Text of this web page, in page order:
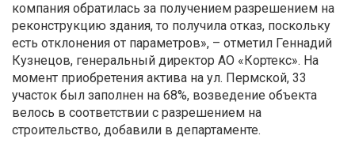
компания обратилась за получением разрешением на
реконструкцию здания, то получила отказ, поскольку
есть отклонения от параметров», – отметил Геннадий
Кузнецов, генеральный директор АО «Кортекс». На
момент приобретения актива на ул. Пермской, 33
участок был заполнен на 68%, возведение объекта
велось в соответствии с разрешением на
строительство, добавили в департаменте.